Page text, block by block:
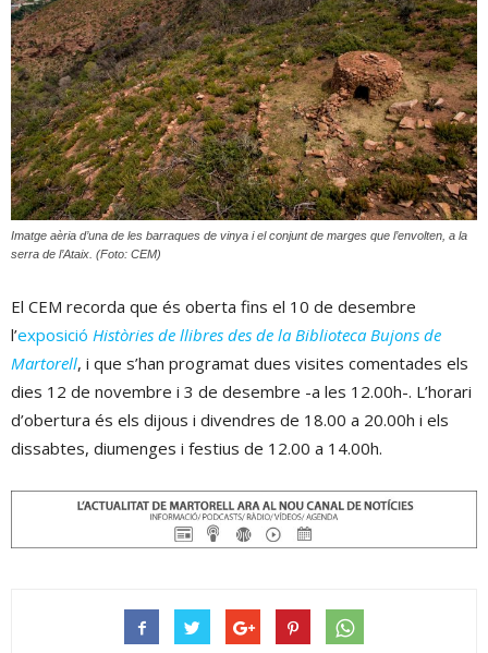
Imatge aèria d’una de les barraques de vinya i el conjunt de marges que l’envolten, a la
serra de l’Ataix. (Foto: CEM)
El CEM recorda que és oberta fins el 10 de desembre
l’exposició Històries de llibres des de la Biblioteca Bujons de
Martorell, i que s’han programat dues visites comentades els
dies 12 de novembre i 3 de desembre -a les 12.00h-. L’horari
d’obertura és els dijous i divendres de 18.00 a 20.00h i els
dissabtes, diumenges i festius de 12.00 a 14.00h.